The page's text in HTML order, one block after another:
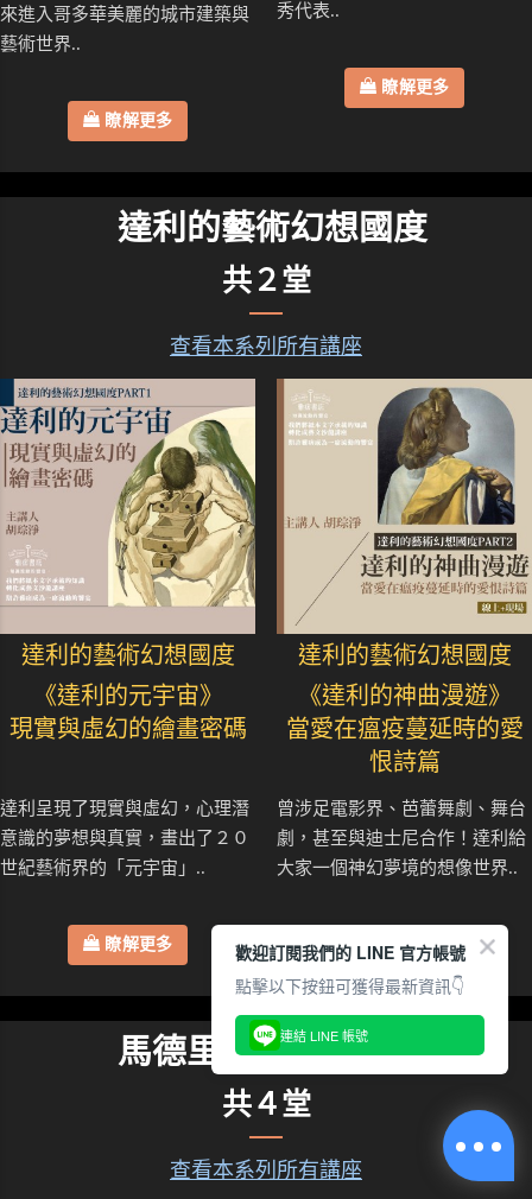
來進入哥多華美麗的城市建築與
藝術世界..
瞭解更多
秀代表..
瞭解更多
達利的藝術幻想國度
共２堂
查看本系列所有講座
達利的藝術幻想國度
《達利的元宇宙》
現實與虛幻的繪畫密碼
達利呈現了現實與虛幻，心理潛
意識的夢想與真實，畫出了２０
世紀藝術界的「元宇宙」..
瞭解更多
達利的藝術幻想國度
《達利的神曲漫遊》
當愛在瘟疫蔓延時的愛
恨詩篇
曾涉足電影界、芭蕾舞劇、舞台
劇，甚至與迪士尼合作！達利給
大家一個神幻夢境的想像世界..
瞭解更多
馬德里建築藝術系列
共４堂
查看本系列所有講座
歡迎訂閱我們的 LINE 官方帳號
點擊以下按鈕可獲得最新資訊👇
連結 LINE 帳號